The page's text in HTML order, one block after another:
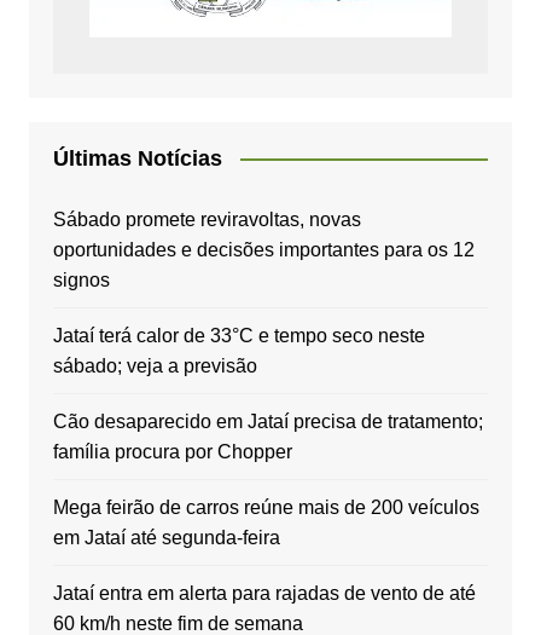
Últimas Notícias
Sábado promete reviravoltas, novas
oportunidades e decisões importantes para os 12
signos
Jataí terá calor de 33°C e tempo seco neste
sábado; veja a previsão
Cão desaparecido em Jataí precisa de tratamento;
família procura por Chopper
Mega feirão de carros reúne mais de 200 veículos
em Jataí até segunda-feira
Jataí entra em alerta para rajadas de vento de até
60 km/h neste fim de semana